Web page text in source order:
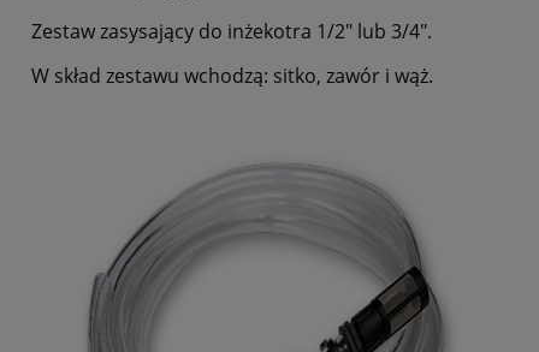
Zestaw zasysający do inżekotra 1/2" lub 3/4".
W skład zestawu wchodzą: sitko, zawór i wąż.